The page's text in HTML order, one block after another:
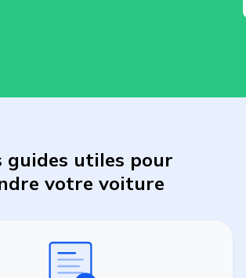
guides utiles pour
votre voiture